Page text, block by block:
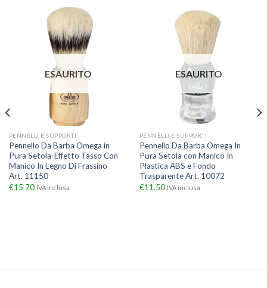
ESAURITO
PENNELLI E SUPPORTI
Pennello Da Barba Omega in
Pura Setola-Effetto Tasso Con
Manico In Legno Di Frassino
Art. 11150
€15.70 IVA inclusa
ESAURITO
PENNELLI E SUPPORTI
Pennello Da Barba Omega In
Pura Setola con Manico In
Plastica ABS e Fondo
Trasparente Art. 10072
€11.50 IVA inclusa